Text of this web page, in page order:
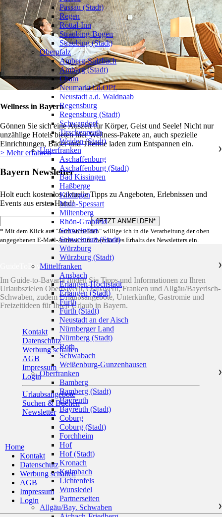
Wellness in Bayern
Gönnen Sie sich eine Auszeit für Körper, Geist und Seele! Nicht nur
unzählige Hotels bieten hier Wellness-Pakete an, auch spezielle
Einrichtungen, Bäder und Therme laden zum Entspannen ein.
> Mehr erfahren
Bayern Newsletter
Holt euch kostenlos aktuelle Tipps zu Angeboten, Erlebnissen und
Events aus erster Hand!
* Mit dem Klick auf "Jetzt Anmelden" willige ich in die Verarbeitung der oben
angegebenen E-Mail-Adresse zum Zwecke des Erhalts des Newsletters ein.
GuideToBavaria
Im Guide-to-Bavaria finden Sie Tipps und Informationen zu Ihren
Urlaubszielen Oberbayern, Ostbayern, Franken und Allgäu/Bayerisch-
Schwaben, zudem Urlaubsangebote, Unterkünfte, Gastromie und
Freizeitideen für Ihren Urlaub in Bayern.
Kontakt
Datenschutz
Werbung schalten
AGB
Impressum
Login
Urlaubsangebote
Suchen & Buchen
Newsletter
Home
Kontakt
Datenschutz
Werbung schalten
AGB
Impressum
Login
Passau (Stadt)
Regen
Rottal-Inn
Straubing-Bogen
Straubing (Stadt)
Oberpfalz
❯
Amberg-Sulzbach
Amberg (Stadt)
Cham
Neumarkt i.d.OPf.
Neustadt a.d. Waldnaab
Regensburg
Regensburg (Stadt)
Schwandorf
Tirschenreuth
Weiden (Stadt)
Unterfranken
❯
Aschaffenburg
Aschaffenburg (Stadt)
Bad Kissingen
Haßberge
Kitzingen
Main-Spessart
Miltenberg
Rhön-Grabfeld
Schweinfurt
Schweinfurt (Stadt)
Würzburg
Würzburg (Stadt)
Mittelfranken
❯
Ansbach
Erlangen-Höchstadt
Erlangen (Stadt)
Fürth
Fürth (Stadt)
Neustadt an der Aisch
Nürnberger Land
Nürnberg (Stadt)
Roth
Schwabach
Weißenburg-Gunzenhausen
Oberfranken
❯
Bamberg
Bamberg (Stadt)
Bayreuth
Bayreuth (Stadt)
Coburg
Coburg (Stadt)
Forchheim
Hof
Hof (Stadt)
Kronach
Kulmbach
Lichtenfels
Wunsiedel
Partnerseiten
Allgäu/Bay. Schwaben
❯